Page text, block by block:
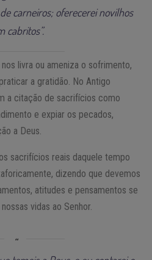
carneiros; oferecerei novilhos
cabritos”.
livra ou ameniza o sofrimento,
a gratidão. No Antigo
a citação de sacrifícios como
e expiar os pecados,
a Deus.
sacrifícios reais daquele tempo
dizendo que devemos
atitudes e pensamentos se
vidas ao Senhor.